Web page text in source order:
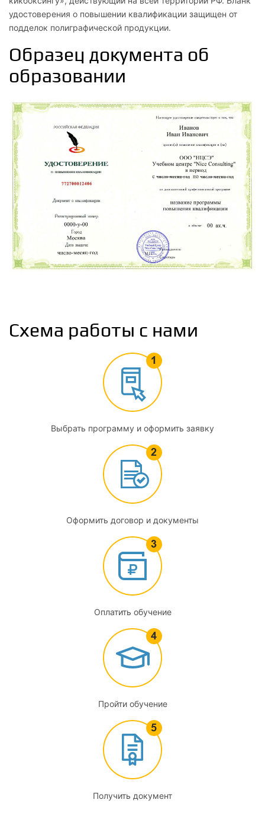
2
Анатомия и физиология человека
Клетки и ткани
Кости и их соединения
Мышечная система
Внутренние органы
2.5
Железы внутренней секреции
Сердечно-сосудистая система
2.8
Нервная система
3
Биомеханика двигательной деятельности
Биомеханические характеристики тела человека и его
3.2
Строение и функции биомеханической системы
двигательного аппарата
3.3
Биомеханика двигательных действий
3.4
Системы движений и организация управления ими
3.5
Сохранение и изменение положения тела
3.6
удостоверения о повышении квалификации защищен от
подделок полиграфической продукции.
Образец документа об
образовании
Схема работы с нами
Выбрать программу и оформить заявку
Оформить договор и документы
Оплатить обучение
Пройти обучение
Получить документ